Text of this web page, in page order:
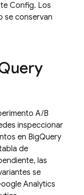
Config. Los
se conservan
A/B
inspeccionar
en BigQuery
de
las
se
Analytics